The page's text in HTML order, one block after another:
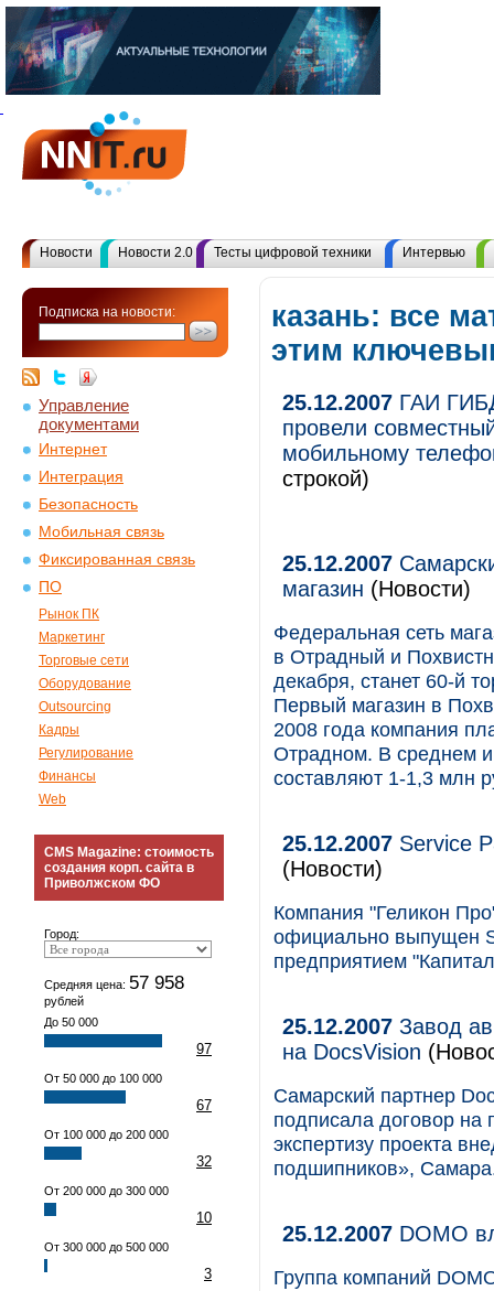
Новости Новости 2.0 Тесты цифровой техники Интервью
Подписка на новости:
Управление
документами
Интернет
Интеграция
Безопасность
Мобильная связь
Фиксированная связь
ПО
Рынок ПК
Маркетинг
Торговые сети
Оборудование
Outsourcing
Кадры
Регулирование
Финансы
Web
CMS Magazine: стоимость
создания корп. сайта в
Приволжском ФО
Город:
Средняя цена: 57 958
рублей
До 50 000
97
От 50 000 до 100 000
67
От 100 000 до 200 000
32
От 200 000 до 300 000
10
От 300 000 до 500 000
3
казань: все
этим
25.12.2007 ГАИ
провели
мобильному
строкой)
25.12.2007
магазин (Новости)
Федеральная сеть
в Отрадный и
декабря, станет 60-й
Первый магазин в
2008 года компания
Отрадном. В среднем
составляют 1-1,3 млн
25.12.2007 Service
(Новости)
Компания "Геликон
официально выпущен
предприятием
25.12.2007 Завод
на DocsVision
Самарский партнер
подписала договор на
экспертизу проекта
подшипников»,
25.12.2007 DOMO
Группа компаний